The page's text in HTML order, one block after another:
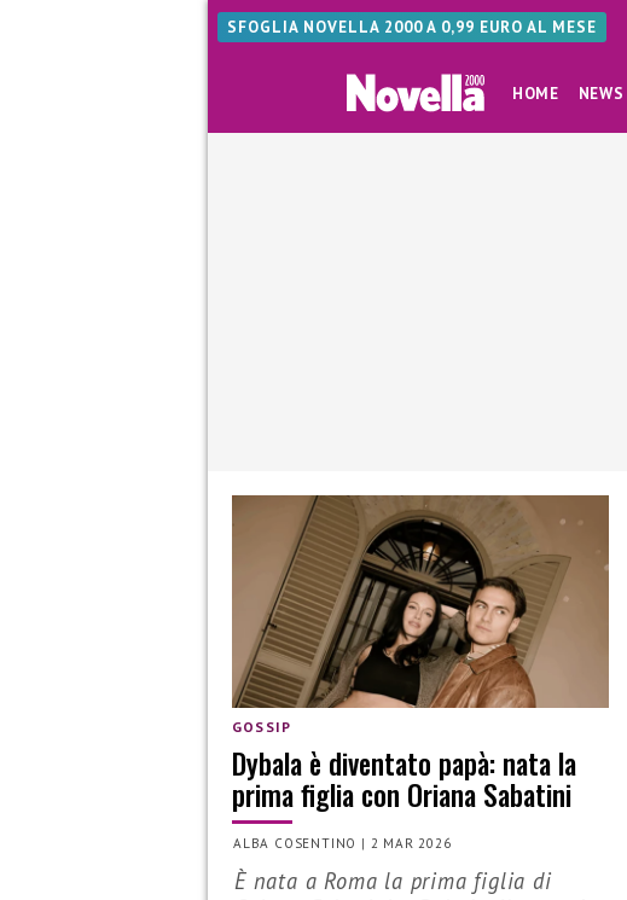
SFOGLIA NOVELLA 2000 A 0,99 EURO AL MESE
HOME NEWS
GOSSIP
Dybala è diventato papà: nata la
prima figlia con Oriana Sabatini
ALBA COSENTINO | 2 MAR 2026
È nata a Roma la prima figlia di